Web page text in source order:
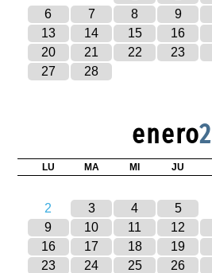
6
7 8 9
13
14 15 16
20
21 22 23
27
28
enero
LU MA MI JU
2
3 4 5
9
10 11 12
16
17 18 19
23
24 25 26